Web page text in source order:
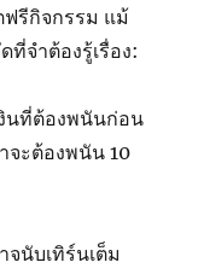
ฟรีกิจกรรม แม้
จำต้องรู้เรื่อง:
นที่ต้องพนันก่อน
จะต้องพนัน 10
จนับเทิร์นเต็ม